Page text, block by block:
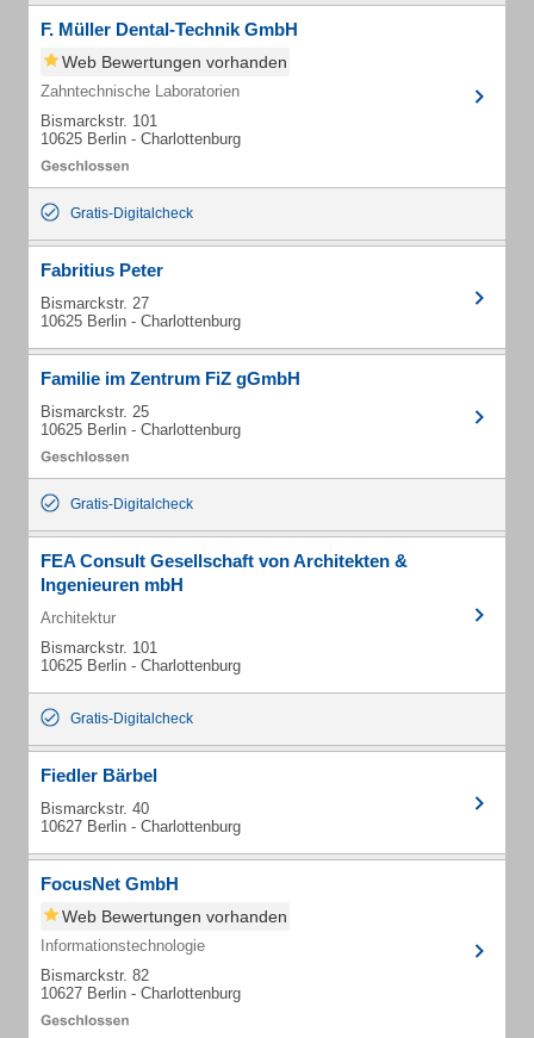
F. Müller Dental-Technik GmbH
Web Bewertungen vorhanden
Zahntechnische Laboratorien
Bismarckstr. 101
10625 Berlin - Charlottenburg
Gratis-Digitalcheck
Fabritius Peter
Bismarckstr. 27
10625 Berlin - Charlottenburg
Familie im Zentrum FiZ gGmbH
Bismarckstr. 25
10625 Berlin - Charlottenburg
Gratis-Digitalcheck
FEA Consult Gesellschaft von Architekten &
Ingenieuren mbH
Architektur
Bismarckstr. 101
10625 Berlin - Charlottenburg
Gratis-Digitalcheck
Fiedler Bärbel
Bismarckstr. 40
10627 Berlin - Charlottenburg
FocusNet GmbH
Web Bewertungen vorhanden
Informationstechnologie
Bismarckstr. 82
10627 Berlin - Charlottenburg